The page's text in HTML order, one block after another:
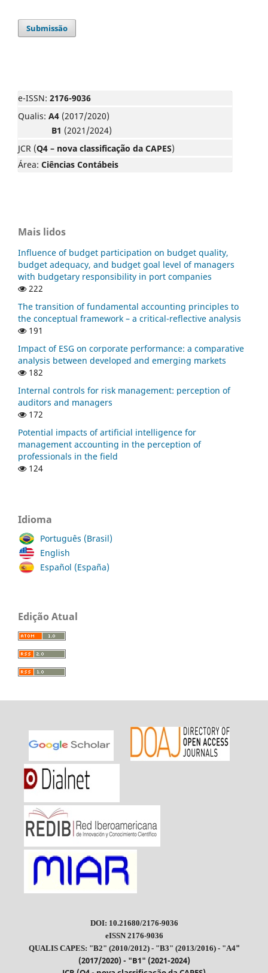
Submissão
e-ISSN: 2176-9036
Qualis: A4 (2017/2020)
B1 (2021/2024)
JCR (Q4 – nova classificação da CAPES)
Área: Ciências Contábeis
Mais lidos
Influence of budget participation on budget quality,
budget adequacy, and budget goal level of managers
with budgetary responsibility in port companies
222
The transition of fundamental accounting principles to
the conceptual framework – a critical-reflective analysis
191
Impact of ESG on corporate performance: a comparative
analysis between developed and emerging markets
182
Internal controls for risk management: perception of
auditors and managers
172
Potential impacts of artificial intelligence for
management accounting in the perception of
professionals in the field
124
Idioma
Português (Brasil)
English
Español (España)
Edição Atual
DOI: 10.21680/2176-9036
eISSN 2176-9036
QUALIS CAPES: "B2" (2010/2012) - "B3" (2013/2016) - "A4"
(2017/2020) - "B1" (2021-2024)